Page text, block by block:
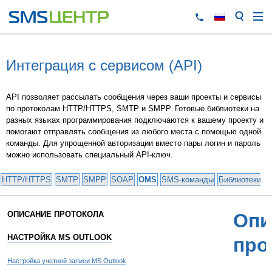
Интеграция с сервисом (API)
API позволяет рассылать сообщения через ваши проекты и сервисы
по протоколам HTTP/HTTPS, SMTP и SMPP. Готовые библиотеки на
разных языках программирования подключаются к вашему проекту и
помогают отправлять сообщения из любого места с помощью одной
команды. Для упрощенной авторизации вместо пары логин и пароль
можно использовать специальный API-ключ.
HTTP/HTTPS SMTP SMPP SOAP OMS SMS-команды Библиотеки
ОПИСАНИЕ ПРОТОКОЛА
НАСТРОЙКА MS OUTLOOK
Настройка учетной записи MS Outlook